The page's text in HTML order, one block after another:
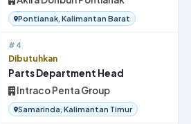
Pontianak, Kalimantan Barat
#4
Dibutuhkan
Parts Department Head
Intraco Penta Group
Samarinda, Kalimantan Timur